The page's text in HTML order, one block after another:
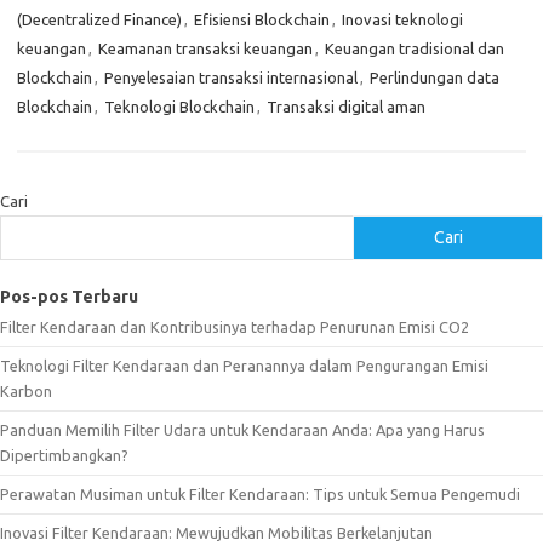
(Decentralized Finance) , Efisiensi Blockchain , Inovasi teknologi
keuangan , Keamanan transaksi keuangan , Keuangan tradisional dan
Blockchain , Penyelesaian transaksi internasional, Perlindungan data
Blockchain , Teknologi Blockchain , Transaksi digital aman
Cari
Cari
Pos-pos Terbaru
Filter Kendaraan dan Kontribusinya terhadap Penurunan Emisi CO2
Teknologi Filter Kendaraan dan Peranannya dalam Pengurangan Emisi
Karbon
Panduan Memilih Filter Udara untuk Kendaraan Anda: Apa yang Harus
Dipertimbangkan?
Perawatan Musiman untuk Filter Kendaraan: Tips untuk Semua Pengemudi
Inovasi Filter Kendaraan: Mewujudkan Mobilitas Berkelanjutan